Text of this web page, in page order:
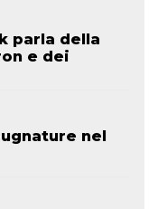
parla della
e dei
nel